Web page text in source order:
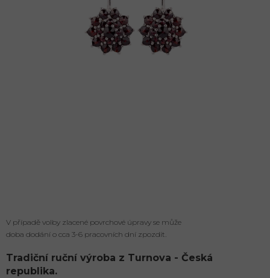
V případě volby zlacené povrchové úpravy se může
doba dodání o cca 3-6 pracovních dní zpozdit.
Tradiční ruční výroba z Turnova - Česká
republika.